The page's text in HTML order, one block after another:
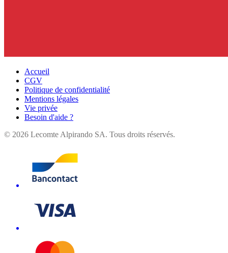
Accueil
CGV
Politique de confidentialité
Mentions légales
Vie privée
Besoin d'aide ?
© 2026 Lecomte Alpirando SA. Tous droits réservés.